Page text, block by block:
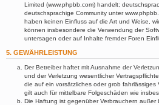
Limited (www.phpbb.com) handelt;
deutschsprachige Community unter
haben keinen Einfluss auf die Art und Weise,
können insbesondere die Verwendung der
untersagen oder auf Inhalte fremder Foren
5. GEWÄHRLEISTUNG
Der Betreiber haftet mit Ausnahme der
und der Verletzung wesentlicher
die auf ein vorsätzliches oder grob fahrlässiges
gilt auch für mittelbare Folgeschäden wie
Die Haftung ist gegenüber Verbrauchern außer